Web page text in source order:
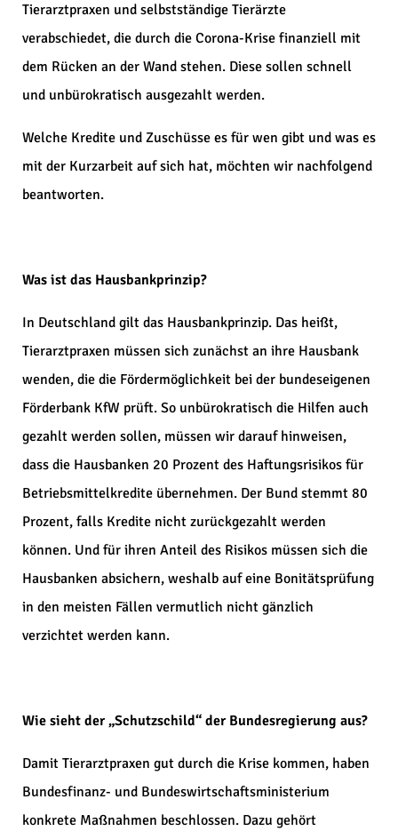
Tierarztpraxen und selbstständige Tierärzte
verabschiedet, die durch die Corona-Krise finanziell mit
dem Rücken an der Wand stehen. Diese sollen schnell
und unbürokratisch ausgezahlt werden.
Welche Kredite und Zuschüsse es für wen gibt und was es
mit der Kurzarbeit auf sich hat, möchten wir nachfolgend
beantworten.
Was ist das Hausbankprinzip?
In Deutschland gilt das Hausbankprinzip. Das heißt,
Tierarztpraxen müssen sich zunächst an ihre Hausbank
wenden, die die Fördermöglichkeit bei der bundeseigenen
Förderbank KfW prüft. So unbürokratisch die Hilfen auch
gezahlt werden sollen, müssen wir darauf hinweisen,
dass die Hausbanken 20 Prozent des Haftungsrisikos für
Betriebsmittelkredite übernehmen. Der Bund stemmt 80
Prozent, falls Kredite nicht zurückgezahlt werden
können. Und für ihren Anteil des Risikos müssen sich die
Hausbanken absichern, weshalb auf eine Bonitätsprüfung
in den meisten Fällen vermutlich nicht gänzlich
verzichtet werden kann.
Wie sieht der „Schutzschild“ der Bundesregierung aus?
Damit Tierarztpraxen gut durch die Krise kommen, haben
Bundesfinanz- und Bundeswirtschaftsministerium
konkrete Maßnahmen beschlossen. Dazu gehört